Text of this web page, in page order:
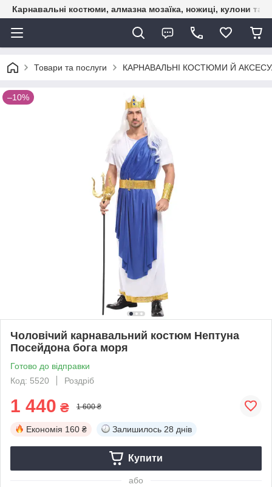
Карнавальні костюми, алмазна мозаїка, ножиці, кулони та
Товари та послуги КАРНАВАЛЬНІ КОСТЮМИ Й
–10%
Чоловічий карнавальний костюм Нептуна
Посейдона бога моря
Готово до відправки
Код: 5520
Роздріб
1 440 ₴ 1 600 ₴
Економія 160 ₴ Залишилось 28 днів
Купити
або